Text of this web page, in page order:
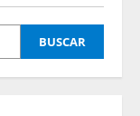
BUSCAR